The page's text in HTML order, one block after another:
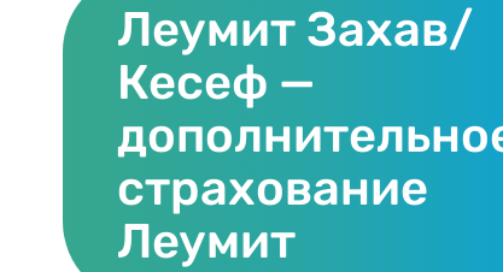
Леумит Захав/
Кесеф —
страхование
Леумит